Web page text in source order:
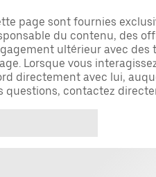
page sont fournies
du contenu, des
ultérieur avec des
Lorsque vous
directement avec lui,
questions, contactez